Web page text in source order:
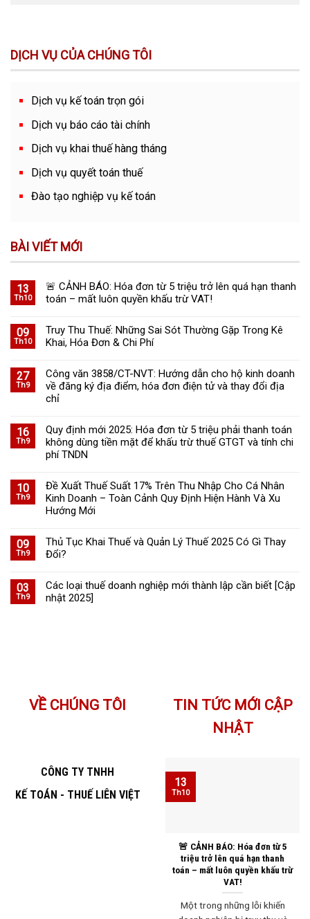
DỊCH VỤ CỦA CHÚNG TÔI
Dịch vụ kế toán trọn gói
Dịch vụ báo cáo tài chính
Dịch vụ khai thuế hàng tháng
Dịch vụ quyết toán thuế
Đào tạo nghiệp vụ kế toán
BÀI VIẾT MỚI
13
Th10
🚨 CẢNH BÁO: Hóa đơn từ 5 triệu trở lên quá hạn thanh
toán – mất luôn quyền khấu trừ VAT!
09
Th10
Truy Thu Thuế: Những Sai Sót Thường Gặp Trong Kê
Khai, Hóa Đơn & Chi Phí
27
Th9
Công văn 3858/CT-NVT: Hướng dẫn cho hộ kinh doanh
về đăng ký địa điểm, hóa đơn điện tử và thay đổi địa
chỉ
16
Th9
Quy định mới 2025: Hóa đơn từ 5 triệu phải thanh toán
không dùng tiền mặt để khấu trừ thuế GTGT và tính chi
phí TNDN
10
Th9
Đề Xuất Thuế Suất 17% Trên Thu Nhập Cho Cá Nhân
Kinh Doanh – Toàn Cảnh Quy Định Hiện Hành Và Xu
Hướng Mới
09
Th9
Thủ Tục Khai Thuế và Quản Lý Thuế 2025 Có Gì Thay
Đổi?
03
Th9
Các loại thuế doanh nghiệp mới thành lập cần biết [Cập
nhật 2025]
VỀ CHÚNG TÔI
CÔNG TY TNHH
KẾ TOÁN - THUẾ LIÊN VIỆT
TIN TỨC MỚI CẬP
NHẬT
🚨 CẢNH BÁO: Hóa đơn từ 5
triệu trở lên quá hạn thanh
toán – mất luôn quyền khấu trừ
VAT!
Một trong những lỗi khiến
13
Th10